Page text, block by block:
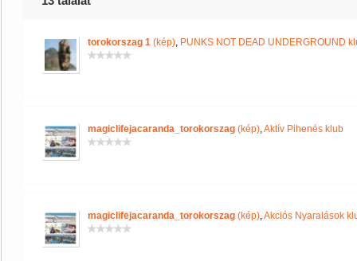
torokorszag 1 (kép), PUNKS NOT DEAD UNDERGROUND
magiclifejacaranda_torokorszag (kép),Aktív Pihenés klub
magiclifejacaranda_torokorszag (kép),Akciós Nyaralások